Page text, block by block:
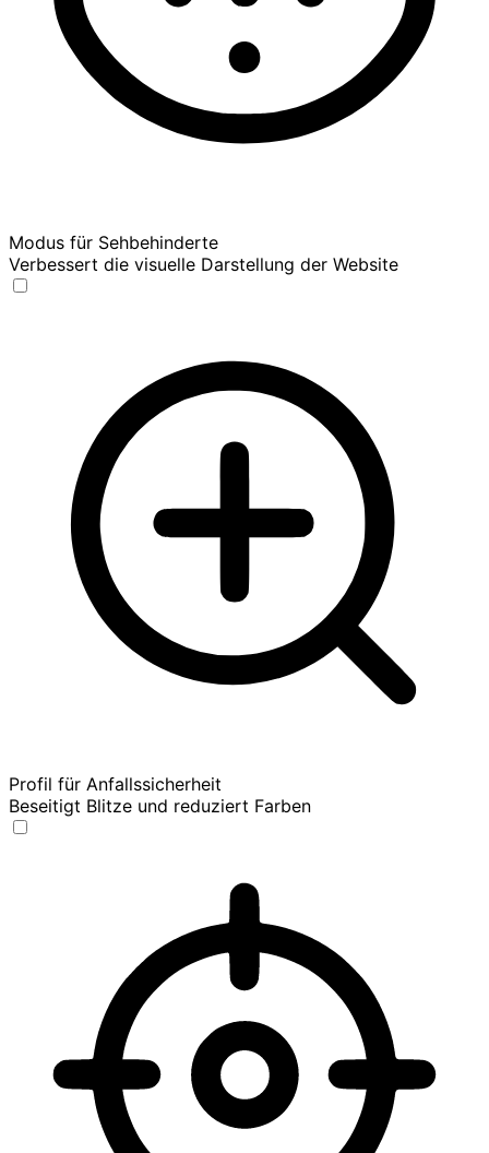
Modus für Sehbehinderte
Verbessert die visuelle Darstellung der Website
Profil für Anfallssicherheit
Beseitigt Blitze und reduziert Farben